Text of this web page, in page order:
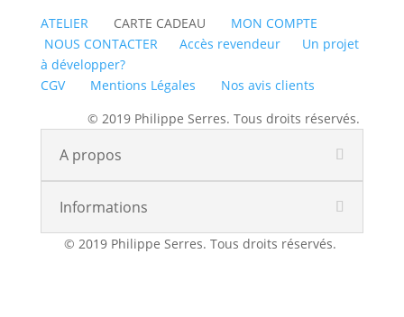
ATELIERCARTE CADEAU MON COMPTE
NOUS CONTACTER
Accès revendeur
Un projet
à développer?
CGV
Mentions Légales
Nos avis clients
© 2019 Philippe Serres. Tous droits réservés.
A propos
Informations
© 2019 Philippe Serres. Tous droits réservés.